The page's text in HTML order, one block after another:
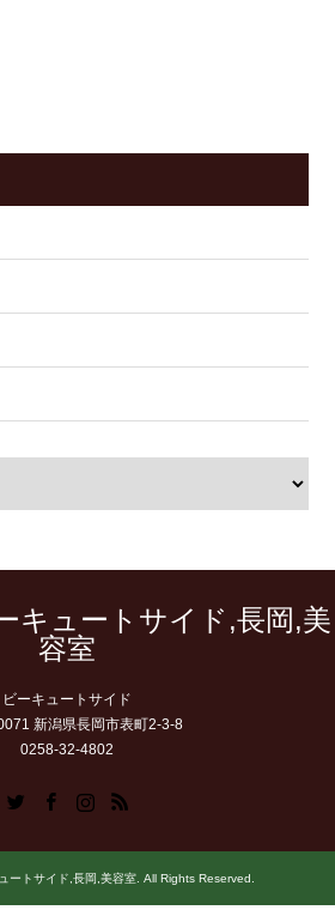
キュートサイド,長岡,美
容室
ビーキュートサイド
新潟県長岡市表町2-3-8
0258-32-4802
ートサイド,長岡,美容室 . All Rights Reserved.